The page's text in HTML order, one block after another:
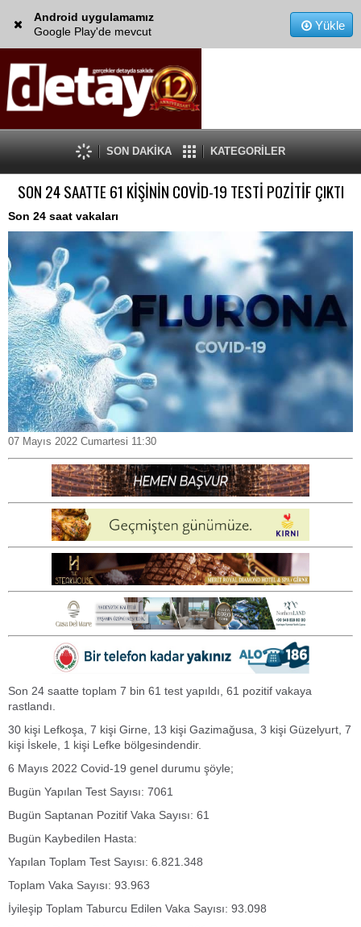
Android uygulamamız
Google Play'de mevcut
Yükle
SON DAKİKA KATEGORİLER
SON 24 SAATTE 61 KİŞİNİN COVİD-19 TESTİ POZİTİF ÇIKTI
Son 24 saat vakaları
07 Mayıs 2022 Cumartesi 11:30
Son 24 saatte toplam 7 bin 61 test yapıldı, 61 pozitif vakaya
rastlandı.
30 kişi Lefkoşa, 7 kişi Girne, 13 kişi Gazimağusa, 3 kişi Güzelyurt, 7
kişi İskele, 1 kişi Lefke bölgesindendir.
6 Mayıs 2022 Covid-19 genel durumu şöyle;
Bugün Yapılan Test Sayısı: 7061
Bugün Saptanan Pozitif Vaka Sayısı: 61
Bugün Kaybedilen Hasta:
Yapılan Toplam Test Sayısı: 6.821.348
Toplam Vaka Sayısı: 93.963
İyileşip Toplam Taburcu Edilen Vaka Sayısı: 93.098